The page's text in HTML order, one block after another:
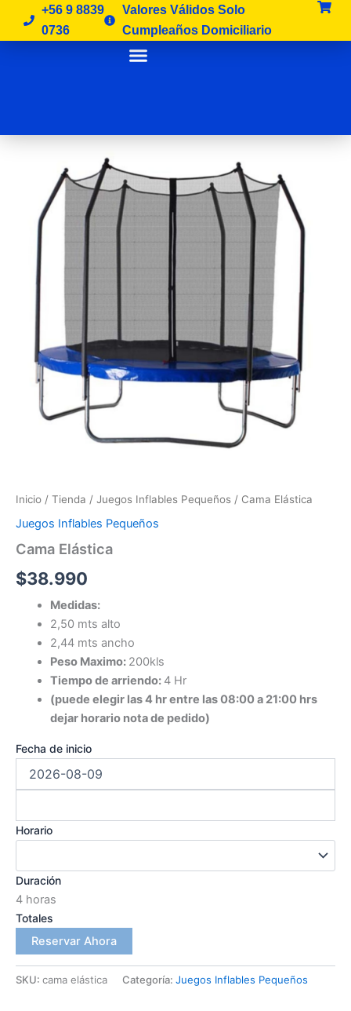
+56 9 8839
0736
Valores Válidos Solo
Cumpleaños Domiciliario
Inicio / Tienda / Juegos Inflables Pequeños / Cama Elástica
Juegos Inflables Pequeños
Cama Elástica
$38.990
Medidas:
2,50 mts alto
2,44 mts ancho
Peso Maximo: 200kls
Tiempo de arriendo: 4 Hr
(puede elegir las 4 hr entre las 08:00 a 21:00 hrs
dejar horario nota de pedido)
Fecha de inicio
Horario
Duración
4 horas
Totales
Reservar Ahora
SKU: cama elástica Categoría: Juegos Inflables Pequeños